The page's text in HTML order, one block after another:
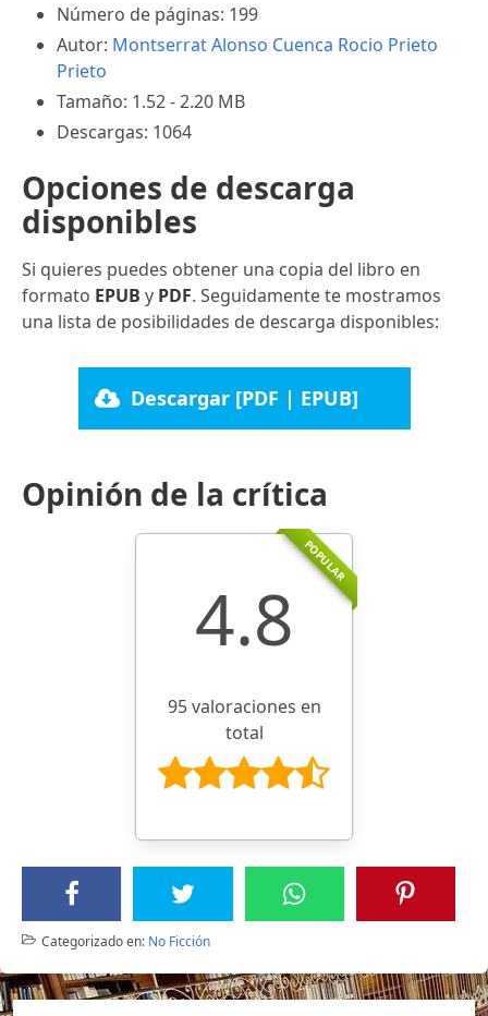
Número de páginas: 199
Autor: Montserrat Alonso Cuenca Rocio Prieto
Prieto
Tamaño: 1.52 - 2.20 MB
Descargas: 1064
Opciones de descarga
disponibles
Si quieres puedes obtener una copia del libro en
formato EPUB y PDF. Seguidamente te mostramos
una lista de posibilidades de descarga disponibles:
Descargar [PDF | EPUB]
Opinión de la crítica
POPULAR
4.8
95 valoraciones en
total
Categorizado en: No Ficción